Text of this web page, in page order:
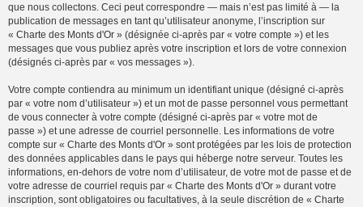
que nous collectons. Ceci peut correspondre — mais n’est pas limité à — la
publication de messages en tant qu’utilisateur anonyme, l’inscription sur
« Charte des Monts d'Or » (désignée ci-après par « votre compte ») et les
messages que vous publiez après votre inscription et lors de votre connexion
(désignés ci-après par « vos messages »).
Votre compte contiendra au minimum un identifiant unique (désigné ci-après
par « votre nom d’utilisateur ») et un mot de passe personnel vous permettant
de vous connecter à votre compte (désigné ci-après par « votre mot de
passe ») et une adresse de courriel personnelle. Les informations de votre
compte sur « Charte des Monts d'Or » sont protégées par les lois de protection
des données applicables dans le pays qui héberge notre serveur. Toutes les
informations, en-dehors de votre nom d’utilisateur, de votre mot de passe et de
votre adresse de courriel requis par « Charte des Monts d'Or » durant votre
inscription, sont obligatoires ou facultatives, à la seule discrétion de « Charte